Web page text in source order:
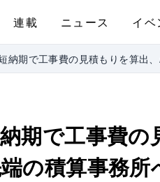
連載 ニュース イベ
納期で工事費の見積もりを算出
期で工事費
の積算事務所